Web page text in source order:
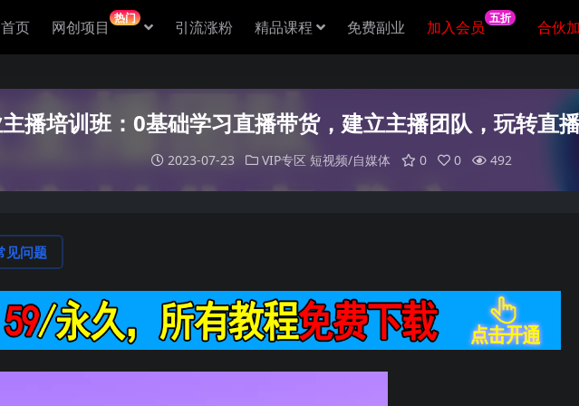
首页 网创项目 热门 引流涨粉 精品课程 免费副业 加入会员 五折 合伙
播培训班：0基础学习直播带货，建立主播团队，玩转直
2023-07-23 VIP专区 短视频/自媒体 0 0 492
见问题